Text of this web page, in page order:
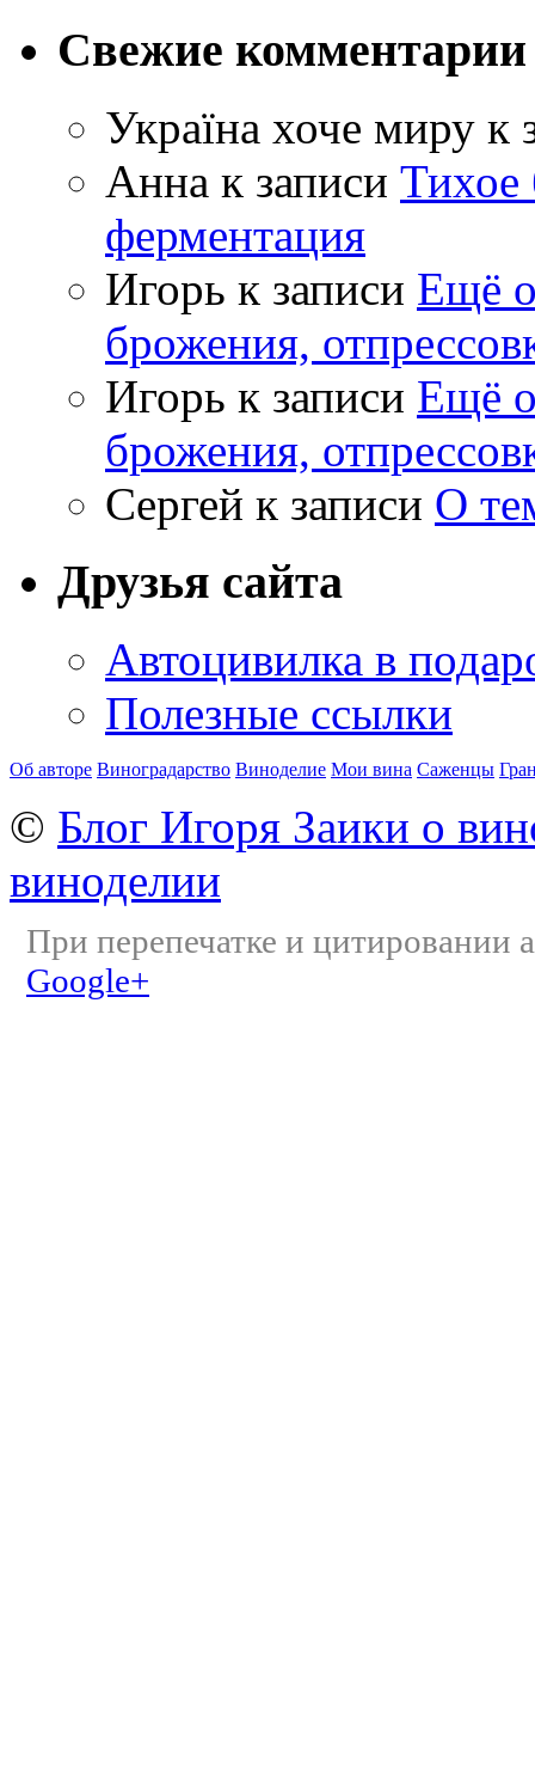
Свежие комментарии
Україна хоче миру к
Анна к записи Тихое
ферментация
Игорь к записи Ещё
брожения,
Игорь к записи Ещё
брожения,
Сергей к записи О
Друзья сайта
Автоцивилка в
Полезные ссылки
Об авторе Виноградарство Виноделие Мои вина Саженцы
© Блог Игоря Заики о
виноделии
При перепечатке и цитировании
Google+